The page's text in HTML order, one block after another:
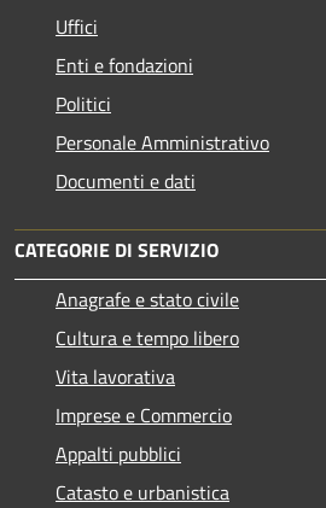
Uffici
Enti e fondazioni
Politici
Personale Amministrativo
Documenti e dati
CATEGORIE DI SERVIZIO
Anagrafe e stato civile
Cultura e tempo libero
Vita lavorativa
Imprese e Commercio
Appalti pubblici
Catasto e urbanistica